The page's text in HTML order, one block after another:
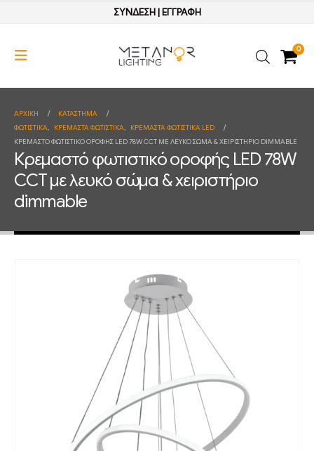
ΣΥΝΔΕΣΗ| ΕΓΓΡΑΦΗ
0
ΑΡΧΙΚΉ
ΚΑΤΆΣΤΗΜΑ
ΦΩΤΙΣΤΙΚΑ, ΚΡΕΜΑΣΤΑ ΦΩΤΙΣΤΙΚΑ,
ΚΡΕΜΑΣΤΑ ΦΩΤΙΣΤΙΚΑ LED
ΚΡΕΜΑΣΤΌ ΦΩΤΙΣΤΙΚΌ ΟΡΟΦΉΣ LED 78W CCT ΜΕ ΛΕΥΚΌ ΣΏΜΑ & ΧΕΙΡΙΣΤΉΡΙΟ DIMMABLE
Κρεμαστό φωτιστικό οροφής LED 78W
CCT με λευκό σώμα & χειριστήριο
dimmable